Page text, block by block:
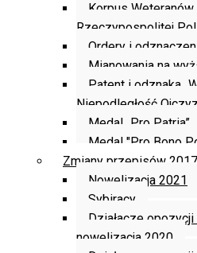
Korpus
Rzeczypospolitej
Ordery i
Mianowania na
Patent i odznaka
Niepodległość
Medal „Pro Patria”
Medal "Pro Bono
Zmiany przepisów
Nowelizacja 2021
Sybiracy
Działacze
nowelizacja 2020